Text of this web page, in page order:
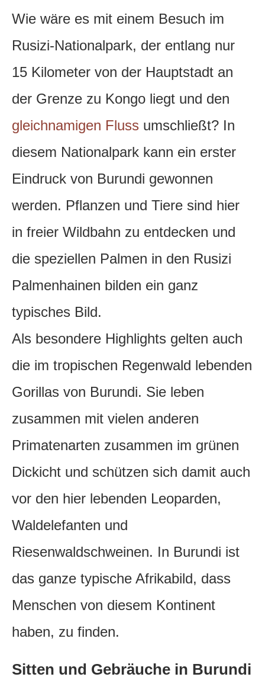
Wie wäre es mit einem Besuch im
Rusizi-Nationalpark, der entlang nur
15 Kilometer von der Hauptstadt an
der Grenze zu Kongo liegt und den
gleichnamigen Fluss umschließt? In
diesem Nationalpark kann ein erster
Eindruck von Burundi gewonnen
werden. Pflanzen und Tiere sind hier
in freier Wildbahn zu entdecken und
die speziellen Palmen in den Rusizi
Palmenhainen bilden ein ganz
typisches Bild.
Als besondere Highlights gelten auch
die im tropischen Regenwald lebenden
Gorillas von Burundi. Sie leben
zusammen mit vielen anderen
Primatenarten zusammen im grünen
Dickicht und schützen sich damit auch
vor den hier lebenden Leoparden,
Waldelefanten und
Riesenwaldschweinen. In Burundi ist
das ganze typische Afrikabild, dass
Menschen von diesem Kontinent
haben, zu finden.
Sitten und Gebräuche in Burundi